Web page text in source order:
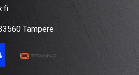
Tampere